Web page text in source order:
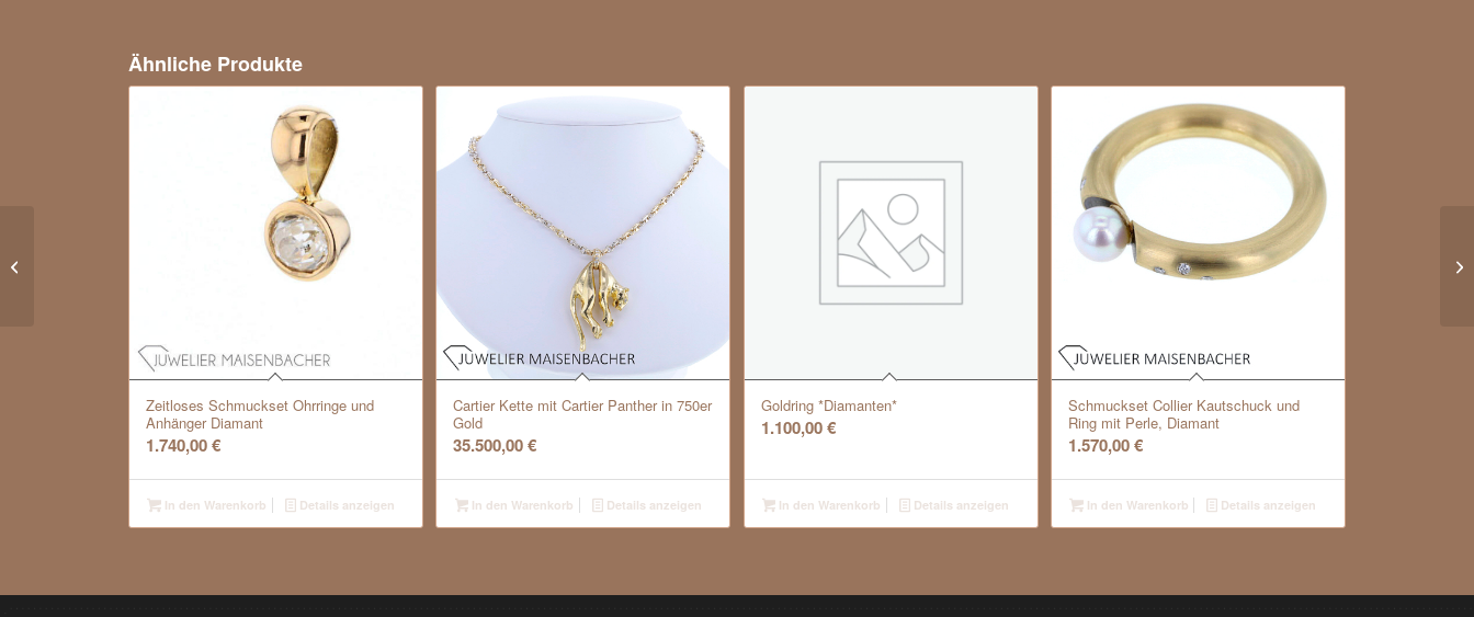
Ähnliche Produkte
Zeitloses Schmuckset Ohrringe und
Anhänger Diamant
1.740,00€
In den Warenkorb Details anzeigen
Cartier Kette mit Cartier Panther in 750er
Gold
35.500,00€
In den Warenkorb Details anzeigen
Goldring *Diamanten*
1.100,00€
In den Warenkorb Details anzeigen
Schmuckset Collier Kautschuck und
Ring mit Perle, Diamant
1.570,00€
In den Warenkorb Details anzeigen